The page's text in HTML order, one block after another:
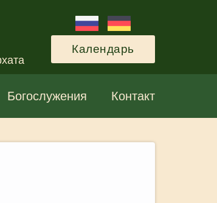
Календарь
Богослужения Контакт